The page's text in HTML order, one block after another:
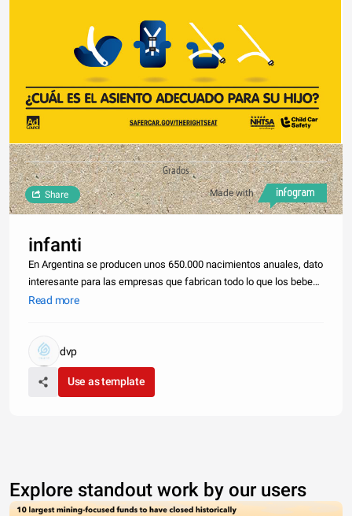
Grados
Made with
Share
infanti
En Argentina se producen unos 650.000 nacimientos anuales, dato
interesante para las empresas que fabrican todo lo que los bebes
demandan, mercado que entre pañales descartables, toallitas,
Read more
dvp
Use as template
Explore standout work by our users